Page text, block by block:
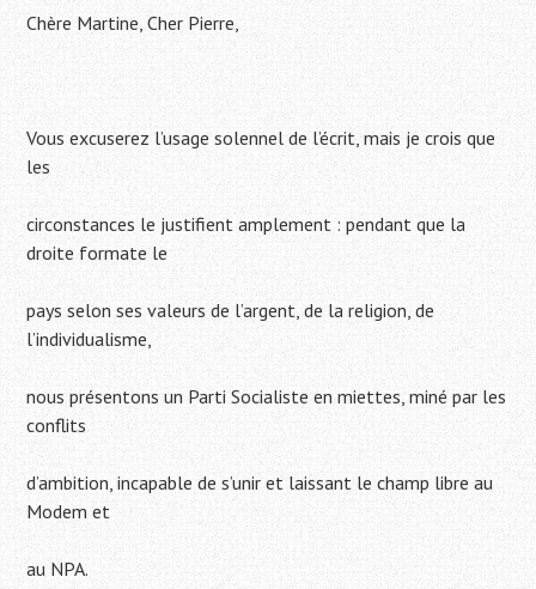
Chère Martine, Cher Pierre,
Vous excuserez l’usage solennel de l’écrit, mais je crois que
les
circonstances le justifient amplement : pendant que la
droite formate le
pays selon ses valeurs de l’argent, de la religion, de
l’individualisme,
nous présentons un Parti Socialiste en miettes, miné par les
conflits
d’ambition, incapable de s’unir et laissant le champ libre au
Modem et
au NPA.